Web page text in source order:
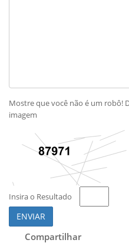
Mostre que você não é um robô!
imagem
Insira o Resultado
ENVIAR
Compartilhar